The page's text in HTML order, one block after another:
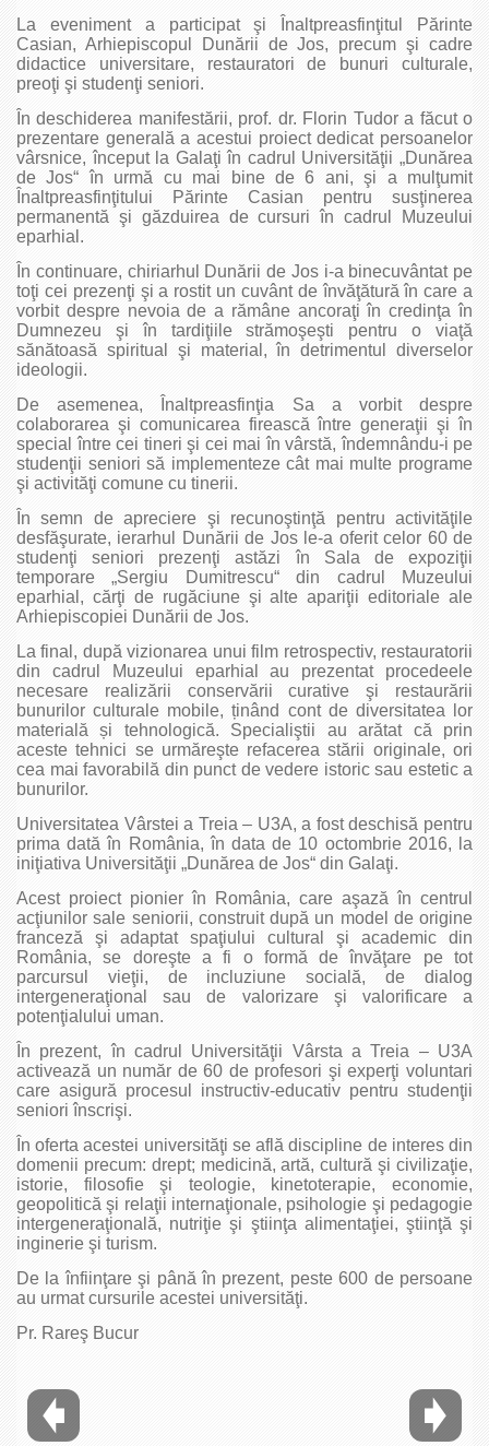
La eveniment a participat şi Înaltpreasfinţitul Părinte
Casian, Arhiepiscopul Dunării de Jos, precum şi cadre
didactice universitare, restauratori de bunuri culturale,
preoţi şi studenţi seniori.
În deschiderea manifestării, prof. dr. Florin Tudor a făcut o
prezentare generală a acestui proiect dedicat persoanelor
vârsnice, început la Galaţi în cadrul Universităţii „Dunărea
de Jos“ în urmă cu mai bine de 6 ani, şi a mulţumit
Înaltpreasfinţitului Părinte Casian pentru susţinerea
permanentă şi găzduirea de cursuri în cadrul Muzeului
eparhial.
În continuare, chiriarhul Dunării de Jos i-a binecuvântat pe
toţi cei prezenţi şi a rostit un cuvânt de învăţătură în care a
vorbit despre nevoia de a rămâne ancoraţi în credinţa în
Dumnezeu şi în tardiţiile strămoşeşti pentru o viaţă
sănătoasă spiritual şi material, în detrimentul diverselor
ideologii.
De asemenea, Înaltpreasfinţia Sa a vorbit despre
colaborarea şi comunicarea firească între generaţii şi în
special între cei tineri şi cei mai în vârstă, îndemnându-i pe
studenţii seniori să implementeze cât mai multe programe
şi activităţi comune cu tinerii.
În semn de apreciere şi recunoştinţă pentru activităţile
desfăşurate, ierarhul Dunării de Jos le-a oferit celor 60 de
studenţi seniori prezenţi astăzi în Sala de expoziţii
temporare „Sergiu Dumitrescu“ din cadrul Muzeului
eparhial, cărţi de rugăciune şi alte apariţii editoriale ale
Arhiepiscopiei Dunării de Jos.
La final, după vizionarea unui film retrospectiv, restauratorii
din cadrul Muzeului eparhial au prezentat procedeele
necesare realizării conservării curative şi restaurării
bunurilor culturale mobile, ținând cont de diversitatea lor
materială și tehnologică. Specialiştii au arătat că prin
aceste tehnici se urmăreşte refacerea stării originale, ori
cea mai favorabilă din punct de vedere istoric sau estetic a
bunurilor.
Universitatea Vârstei a Treia – U3A, a fost deschisă pentru
prima dată în România, în data de 10 octombrie 2016, la
iniţiativa Universităţii „Dunărea de Jos“ din Galaţi.
Acest proiect pionier în România, care aşază în centrul
acţiunilor sale seniorii, construit după un model de origine
franceză şi adaptat spaţiului cultural şi academic din
România, se doreşte a fi o formă de învăţare pe tot
parcursul vieţii, de incluziune socială, de dialog
intergeneraţional sau de valorizare şi valorificare a
potenţialului uman.
În prezent, în cadrul Universităţii Vârsta a Treia – U3A
activează un număr de 60 de profesori şi experţi voluntari
care asigură procesul instructiv-educativ pentru studenţii
seniori înscrişi.
În oferta acestei universităţi se află discipline de interes din
domenii precum: drept; medicină, artă, cultură şi civilizaţie,
istorie, filosofie şi teologie, kinetoterapie, economie,
geopolitică şi relaţii internaţionale, psihologie şi pedagogie
intergeneraţională, nutriţie şi ştiinţa alimentaţiei, ştiinţă şi
inginerie şi turism.
De la înfiinţare şi până în prezent, peste 600 de persoane
au urmat cursurile acestei universităţi.
Pr. Rareş Bucur